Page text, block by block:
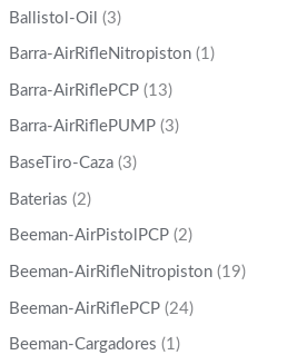
Ballistol-Oil (3)
Barra-AirRifleNitropiston (1)
Barra-AirRiflePCP (13)
Barra-AirRiflePUMP (3)
BaseTiro-Caza (3)
Baterias (2)
Beeman-AirPistolPCP (2)
Beeman-AirRifleNitropiston (19)
Beeman-AirRiflePCP (24)
Beeman-Cargadores (1)